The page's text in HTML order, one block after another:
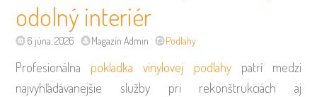
odolný interiér
6 júna, 2026 Magazín Admin Podlahy
Profesionálna pokladka vinylovej podlahypatrí medzi
najvyhľadávanejšie služby pri rekonštrukciách aj